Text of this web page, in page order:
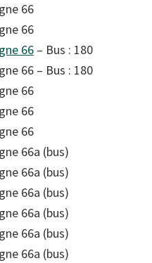
66
66
66 – Bus : 180
66 – Bus : 180
66
66
66
66a (bus)
66a (bus)
66a (bus)
66a (bus)
66a (bus)
66a (bus)